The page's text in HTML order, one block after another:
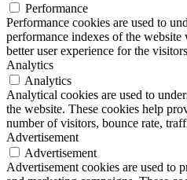
Performance
Performance cookies are used to
performance indexes of the
better user experience for the
Analytics
Analytics
Analytical cookies are used to
the website. These cookies help
number of visitors, bounce rate,
Advertisement
Advertisement
Advertisement cookies are used to